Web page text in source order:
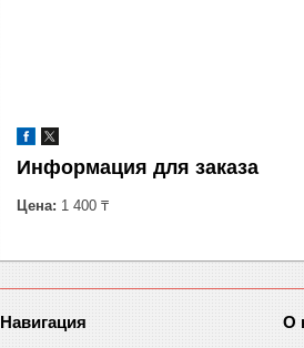
Информация для заказа
Цена: 1 400 ₸
Навигация О